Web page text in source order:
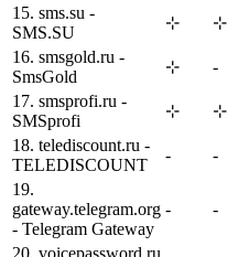
15. sms.su -
SMS.SU
⊹ ⊹
16. smsgold.ru -
SmsGold
⊹ -
17. smsprofi.ru -
SMSprofi
⊹ ⊹
18. telediscount.ru -
TELEDISCOUNT
- -
19.
gateway.telegram.org
- Telegram Gateway
- -